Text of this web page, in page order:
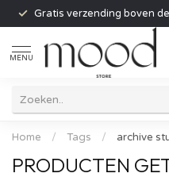
Gratis verzending boven
MENU
Home / Tags / archive
PRODUCTEN